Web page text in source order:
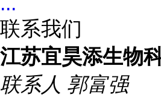
联系我们
江苏宜昊添生物
联系人 郭富强